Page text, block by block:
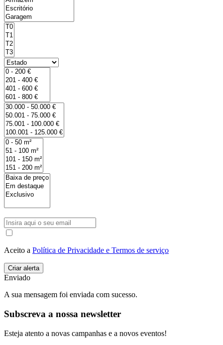
Aceito a Política de Privacidade e Termos de serviço
Enviado
A sua mensagem foi enviada com sucesso.
Subscreva a nossa newsletter
Esteja atento a novas campanhas e a novos eventos!